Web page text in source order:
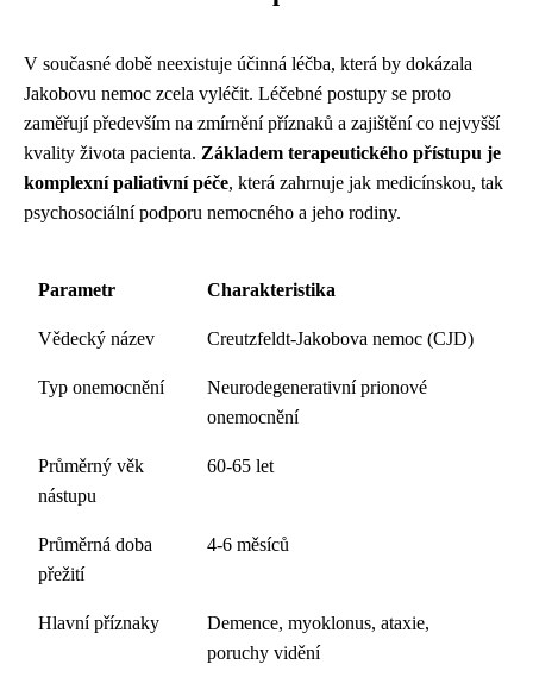
V současné době neexistuje účinná léčba, která by dokázala
Jakobovu nemoc zcela vyléčit. Léčebné postupy se proto
zaměřují především na zmírnění příznaků a zajištění co nejvyšší
kvality života pacienta. Základem terapeutického přístupu je
komplexní paliativní péče, která zahrnuje jak medicínskou, tak
psychosociální podporu nemocného a jeho rodiny.
Parametr Charakteristika
Vědecký název Creutzfeldt-Jakobova nemoc (CJD)
Typ onemocnění
Neurodegenerativní prionové
onemocnění
Průměrný věk
nástupu
60-65 let
Průměrná doba
přežití
4-6 měsíců
Hlavní příznaky
Demence, myoklonus, ataxie,
poruchy vidění